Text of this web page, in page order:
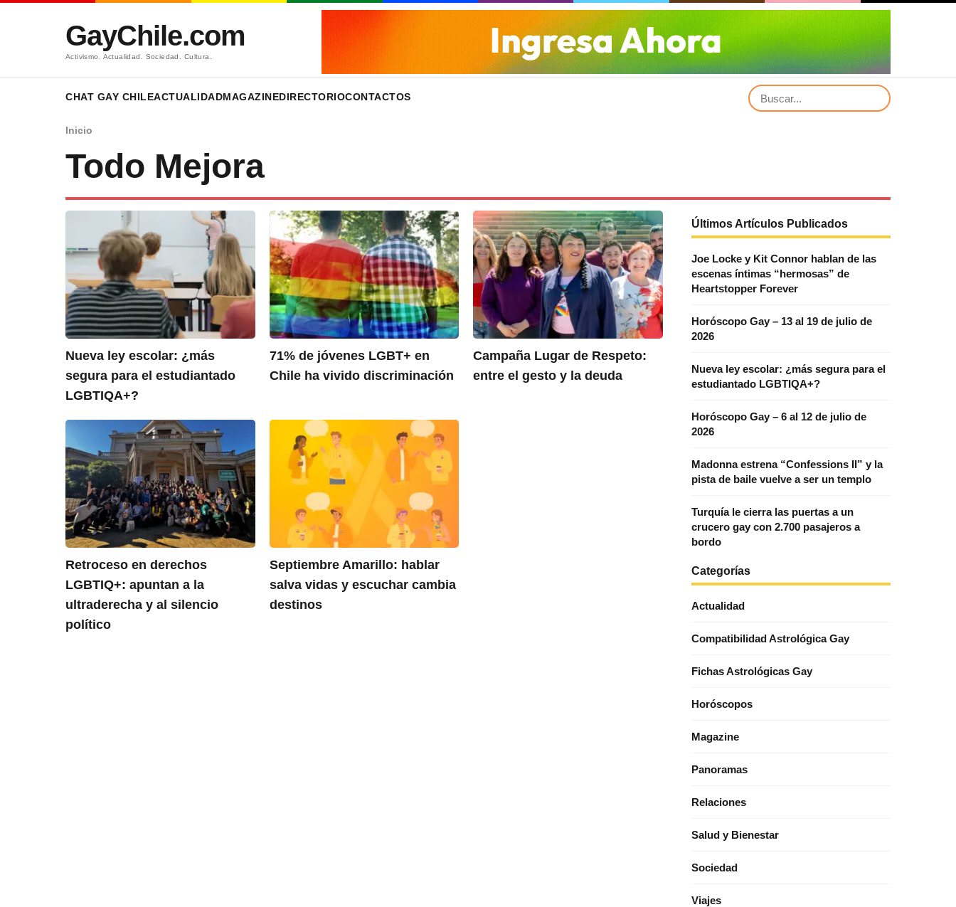
GayChile.com
Activismo. Actualidad. Sociedad. Cultura.
CHAT GAY CHILEACTUALIDADMAGAZINEDIRECTORIOCONTACTOS
Inicio
Todo Mejora
Nueva ley escolar: ¿más
segura para el estudiantado
LGBTIQA+?
71% de jóvenes LGBT+ en
Chile ha vivido discriminación
Campaña Lugar de Respeto:
entre el gesto y la deuda
Retroceso en derechos
LGBTIQ+: apuntan a la
ultraderecha y al silencio
político
Septiembre Amarillo: hablar
salva vidas y escuchar cambia
destinos
Últimos Artículos Publicados
Joe Locke y Kit Connor hablan de las
escenas íntimas “hermosas” de
Heartstopper Forever
Horóscopo Gay – 13 al 19 de julio de
2026
Nueva ley escolar: ¿más segura para el
estudiantado LGBTIQA+?
Horóscopo Gay – 6 al 12 de julio de
2026
Madonna estrena “Confessions II” y la
pista de baile vuelve a ser un templo
Turquía le cierra las puertas a un
crucero gay con 2.700 pasajeros a
bordo
Categorías
Actualidad
Compatibilidad Astrológica Gay
Fichas Astrológicas Gay
Horóscopos
Magazine
Panoramas
Relaciones
Salud y Bienestar
Sociedad
Viajes